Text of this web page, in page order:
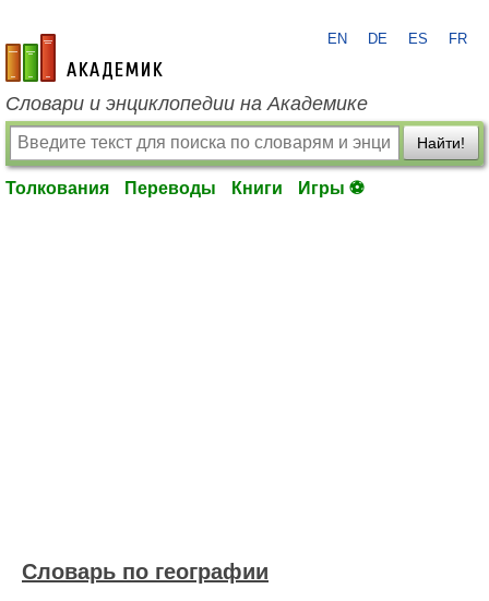
academic.ru
EN DE ES FR
Словари и энциклопедии на Академике
Найти!
Толкования Переводы Книги Игры ⚽
Словарь по географии